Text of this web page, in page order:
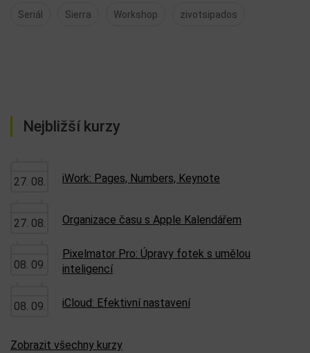
Seriál Sierra Workshop zivotsipados
Nejbližší kurzy
27. 08. iWork: Pages, Numbers, Keynote
27. 08. Organizace času s Apple Kalendářem
08. 09.
Pixelmator Pro: Úpravy fotek s umělou
inteligencí
08. 09. iCloud: Efektivní nastavení
Zobrazit všechny kurzy